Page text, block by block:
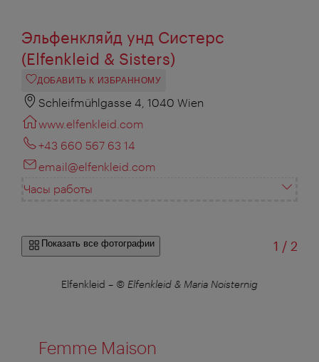
Эльфенкляйд унд Систерс
(Elfenkleid & Sisters)
ДОБАВИТЬ К ИЗБРАННОМУ
Schleifmühlgasse 4, 1040 Wien
www.elfenkleid.com
+43 660 567 63 14
email@elfenkleid.com
Часы работы
Показать все фотографии 1 /из
2
Elfenkleid – © Elfenkleid & Maria Noisternig
Femme Maison